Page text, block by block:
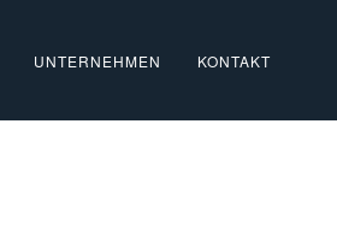
UNTERNEHMEN KONTAKT